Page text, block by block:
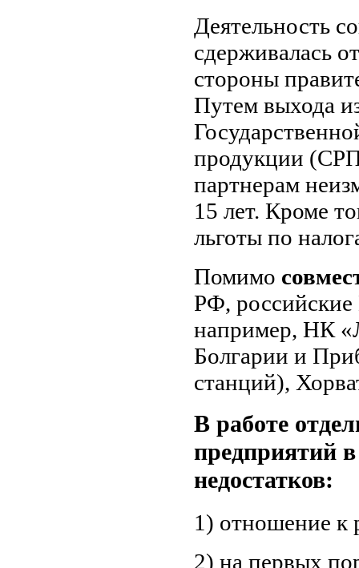
Деятельность
сдерживалась
стороны
Путем выхода
продукции
партнерам
15 лет. Кроме
льготы по
Помимо
РФ,
например, НК
Болгарии и
станций),
В работе
предприятий
недостатков:
1) отношение к
2) на первых